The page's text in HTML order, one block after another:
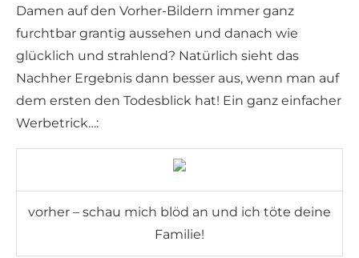
Damen auf den Vorher-Bildern immer ganz
furchtbar grantig aussehen und danach wie
glücklich und strahlend? Natürlich sieht das
Nachher Ergebnis dann besser aus, wenn man auf
dem ersten den Todesblick hat! Ein ganz einfacher
Werbetrick…:
vorher – schau mich blöd an und ich töte deine
Familie!